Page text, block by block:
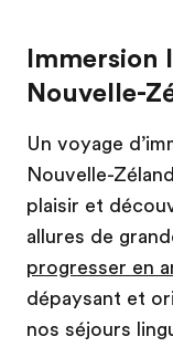
Immersion
Nouvelle-
Un voyage
Nouvelle-
plaisir et
allures de
progresser en
dépaysant et
nos séjours